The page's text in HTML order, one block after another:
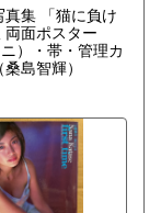
真集 「猫に負け
面ポスター
ニ）・帯・管理カ
桑島智輝）